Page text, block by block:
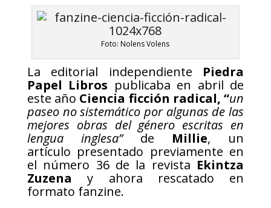
Foto: Nolens Volens
La editorial independiente Piedra
Papel Libros publicaba en abril de
este año Ciencia ficción radical, “un
paseo no sistemático por algunas de las
mejores obras del género escritas en
lengua inglesa”
de Millie, un
artículo presentado previamente en
el número 36 de la revista Ekintza
Zuzena
y ahora rescatado en
formato fanzine.